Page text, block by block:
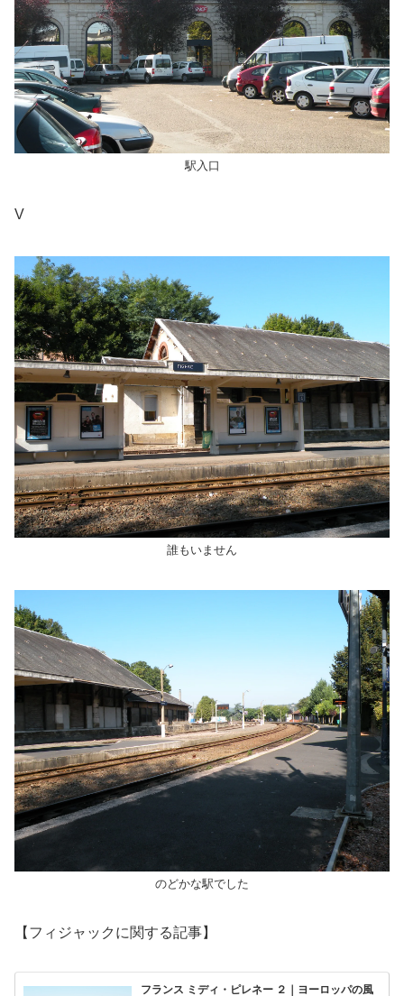
駅入口
V
誰もいません
のどかな駅でした
【フィジャックに関する記事】
フランス ミディ・ピレネー ２｜ヨーロッパの風